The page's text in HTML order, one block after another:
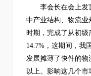
李会长在会上发
中产业结构、物流
时期，完成了从初级
14.7%，这期间，我
发展摊薄了快件的
以上。影响这几个